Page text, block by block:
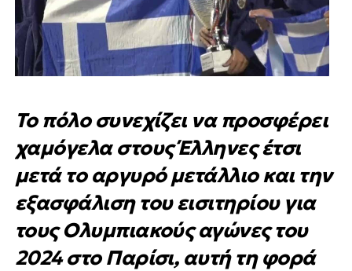
Το πόλο συνεχίζει να προσφέρει
χαμόγελα στους Έλληνες έτσι
μετά το αργυρό μετάλλιο και την
εξασφάλιση του εισιτηρίου για
τους Ολυμπιακούς αγώνες του
2024 στο Παρίσι, αυτή τη φορά